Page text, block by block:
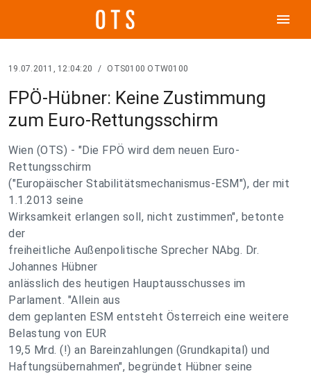
menu
19.07.2011, 12:04:20 / OTS0100 OTW0100
FPÖ-Hübner: Keine Zustimmung
zum Euro-Rettungsschirm
Wien (OTS) - "Die FPÖ wird dem neuen Euro-
Rettungsschirm
("Europäischer Stabilitätsmechanismus-ESM"), der mit
1.1.2013 seine
Wirksamkeit erlangen soll, nicht zustimmen", betonte
der
freiheitliche Außenpolitische Sprecher NAbg. Dr.
Johannes Hübner
anlässlich des heutigen Hauptausschusses im
Parlament. "Allein aus
dem geplanten ESM entsteht Österreich eine weitere
Belastung von EUR
19,5 Mrd. (!) an Bareinzahlungen (Grundkapital) und
Haftungsübernahmen", begründet Hübner seine